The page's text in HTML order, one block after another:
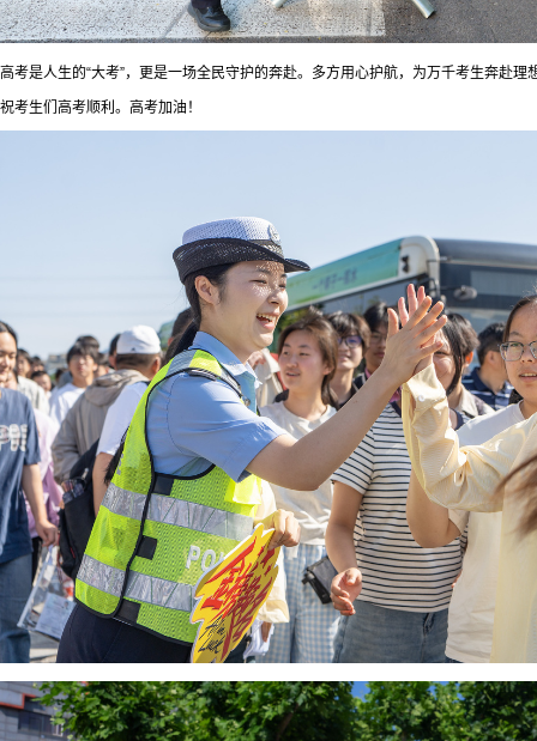
高考是人生的“大考”，更是一场全民守护的奔赴。多方用心护航，为万千考生奔赴理
祝考生们高考顺利。高考加油！